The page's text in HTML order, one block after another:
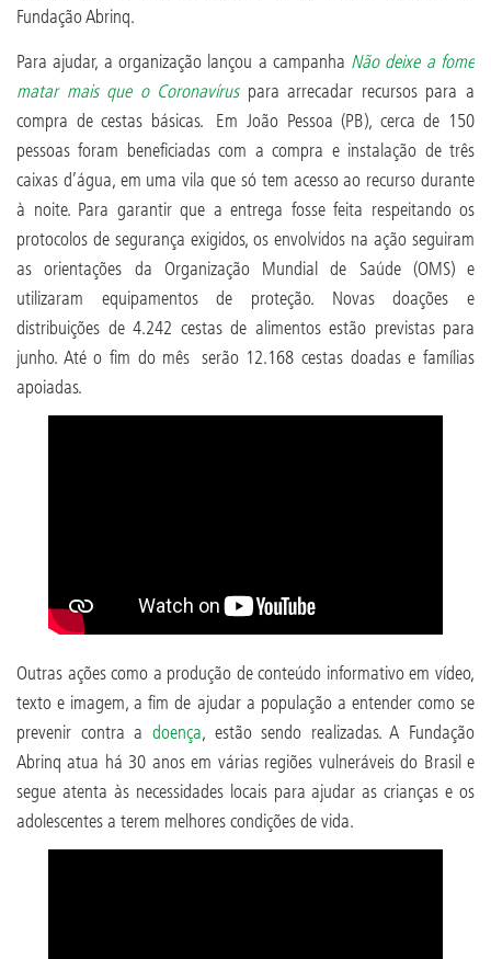
Fundação Abrinq.
Para ajudar, a organização lançou a campanha Não deixe a fome
matar mais que o Coronavíruspara arrecadar recursos para a
compra de cestas básicas. Em João Pessoa (PB), cerca de 150
pessoas foram beneficiadas com a compra e instalação de três
caixas d’água, em uma vila que só tem acesso ao recurso durante
à noite. Para garantir que a entrega fosse feita respeitando os
protocolos de segurança exigidos, os envolvidos na ação seguiram
as orientações da Organização Mundial de Saúde (OMS) e
utilizaram equipamentos de proteção. Novas doações e
distribuições de 4.242 cestas de alimentos estão previstas para
junho. Até o fim do mês serão 12.168 cestas doadas e famílias
apoiadas.
Outras ações como a produção de conteúdo informativo em vídeo,
texto e imagem, a fim de ajudar a população a entender como se
prevenir contra a doença, estão sendo realizadas. A Fundação
Abrinq atua há 30 anos em várias regiões vulneráveis do Brasil e
segue atenta às necessidades locais para ajudar as crianças e os
adolescentes a terem melhores condições de vida.